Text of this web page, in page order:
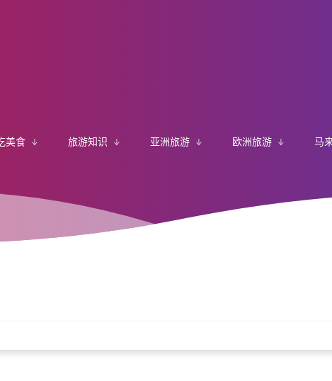
美食 旅游知识 亚洲旅游 欧洲旅游 马